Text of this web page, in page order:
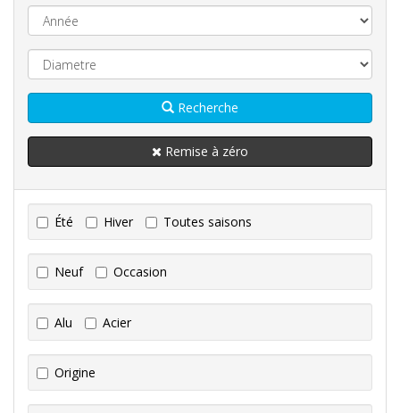
Recherche
Remise à zéro
Été Hiver Toutes saisons
Neuf Occasion
Alu Acier
Origine